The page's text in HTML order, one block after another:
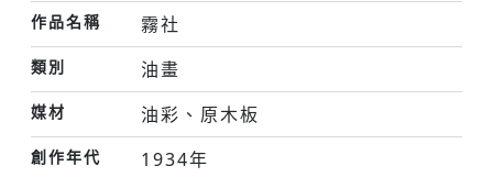
作品名稱 霧社
類別 油畫
媒材 油彩、原木板
創作年代 1934年